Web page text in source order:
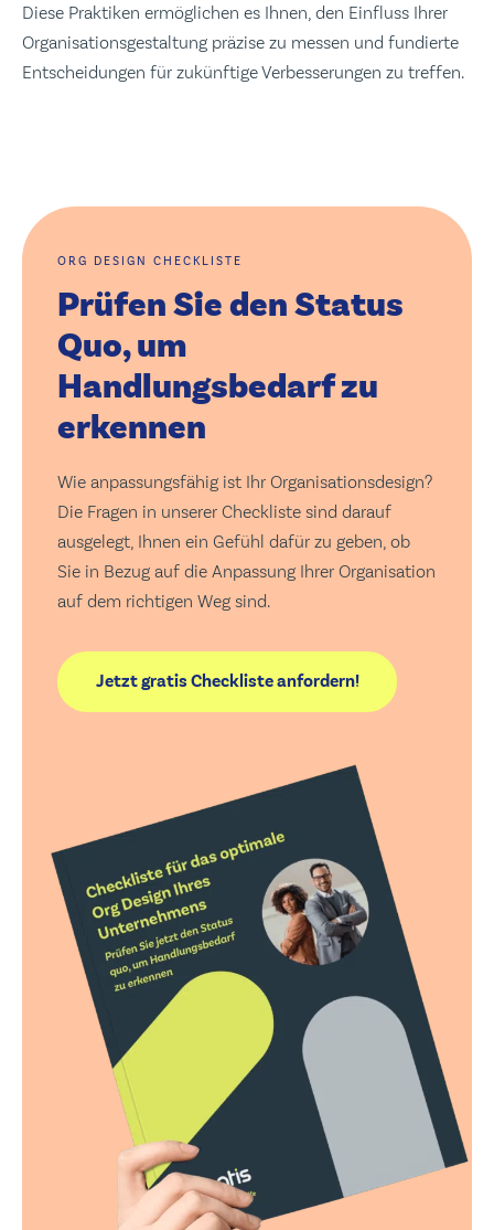
Diese Praktiken ermöglichen es Ihnen, den Einfluss Ihrer
Organisationsgestaltung präzise zu messen und fundierte
Entscheidungen für zukünftige Verbesserungen zu treffen.
ORG DESIGN CHECKLISTE
Prüfen Sie den Status
Quo, um
Handlungsbedarf zu
erkennen
Wie anpassungsfähig ist Ihr Organisationsdesign?
Die Fragen in unserer Checkliste sind darauf
ausgelegt, Ihnen ein Gefühl dafür zu geben, ob
Sie in Bezug auf die Anpassung Ihrer Organisation
auf dem richtigen Weg sind.